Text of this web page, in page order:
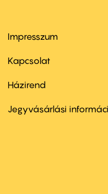
Footer
first
Impresszum
Kapcsolat
Footer
second
Házirend
Jegyvásárlási